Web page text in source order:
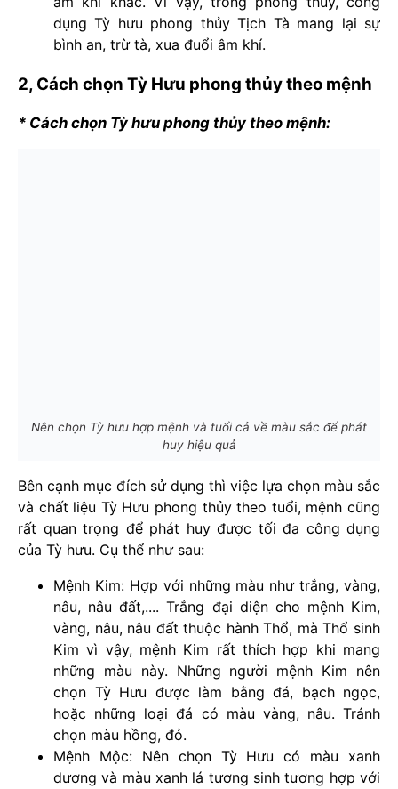
dụng Tỳ hưu phong thủy Tịch Tà mang lại sự
bình an, trừ tà, xua đuổi âm khí.
2, Cách chọn Tỳ Hưu phong thủy theo mệnh
* Cách chọn Tỳ hưu phong thủy theo mệnh:
Nên chọn Tỳ hưu hợp mệnh và tuổi cả về màu sắc để phát
huy hiệu quả
Bên cạnh mục đích sử dụng thì việc lựa chọn màu sắc
và chất liệu Tỳ Hưu phong thủy theo tuổi, mệnh cũng
rất quan trọng để phát huy được tối đa công dụng
của Tỳ hưu. Cụ thể như sau:
Mệnh Kim: Hợp với những màu như trắng, vàng,
nâu, nâu đất,.... Trắng đại diện cho mệnh Kim,
vàng, nâu, nâu đất thuộc hành Thổ, mà Thổ sinh
Kim vì vậy, mệnh Kim rất thích hợp khi mang
những màu này. Những người mệnh Kim nên
chọn Tỳ Hưu được làm bằng đá, bạch ngọc,
hoặc những loại đá có màu vàng, nâu. Tránh
chọn màu hồng, đỏ.
Mệnh Mộc: Nên chọn Tỳ Hưu có màu xanh
dương và màu xanh lá tương sinh tương hợp với